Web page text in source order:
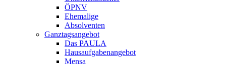
ÖPNV
Ehemalige
Absolventen
Ganztagsangebot
Das PAULA
Hausaufgabenangebot
Mensa